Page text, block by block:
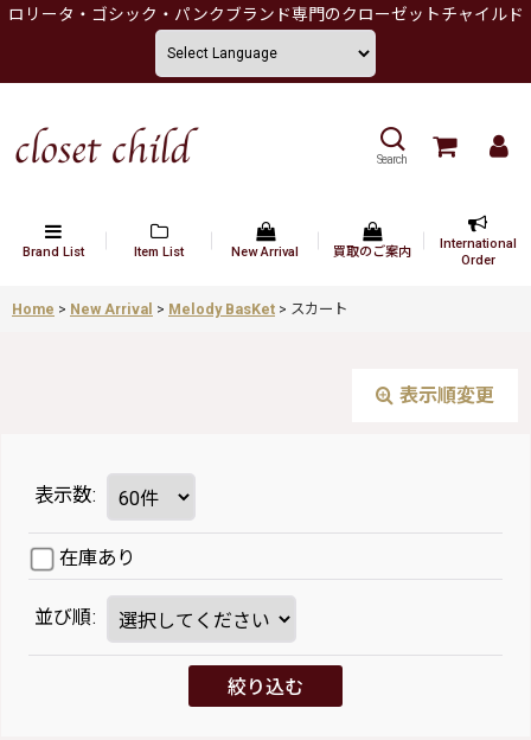
ロリータ・ゴシック・パンクブランド専門のクローゼットチャイルド
Search
Brand List Item List New Arrival 買取のご案内
International
Order
Home > New Arrival > Melody BasKet > スカート
表示順変更
表示数:
在庫あり
並び順:
絞り込む